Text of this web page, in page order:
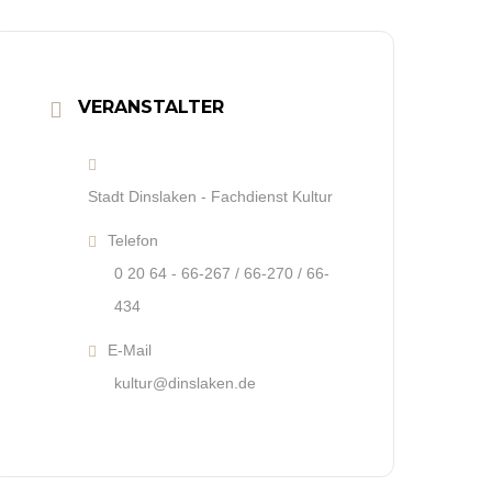
VERANSTALTER
Stadt Dinslaken - Fachdienst Kultur
Telefon
0 20 64 - 66-267 / 66-270 / 66-
434
E-Mail
kultur@dinslaken.de